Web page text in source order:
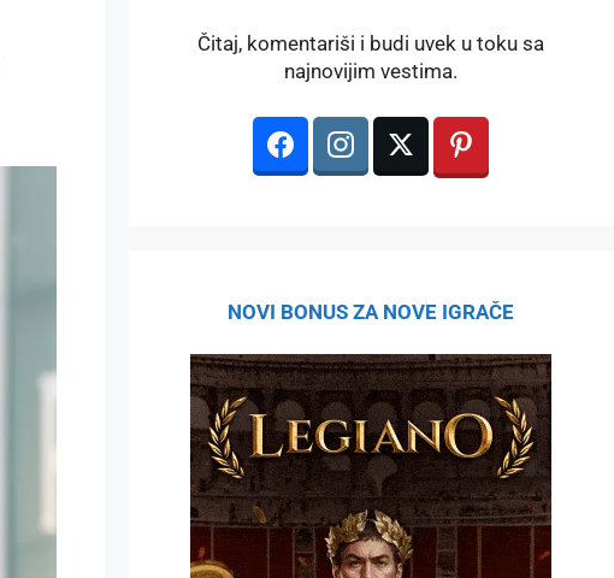
Čitaj, komentariši i budi uvek u toku sa
najnovijim vestima.
NOVI BONUS ZA NOVE IGRAČE